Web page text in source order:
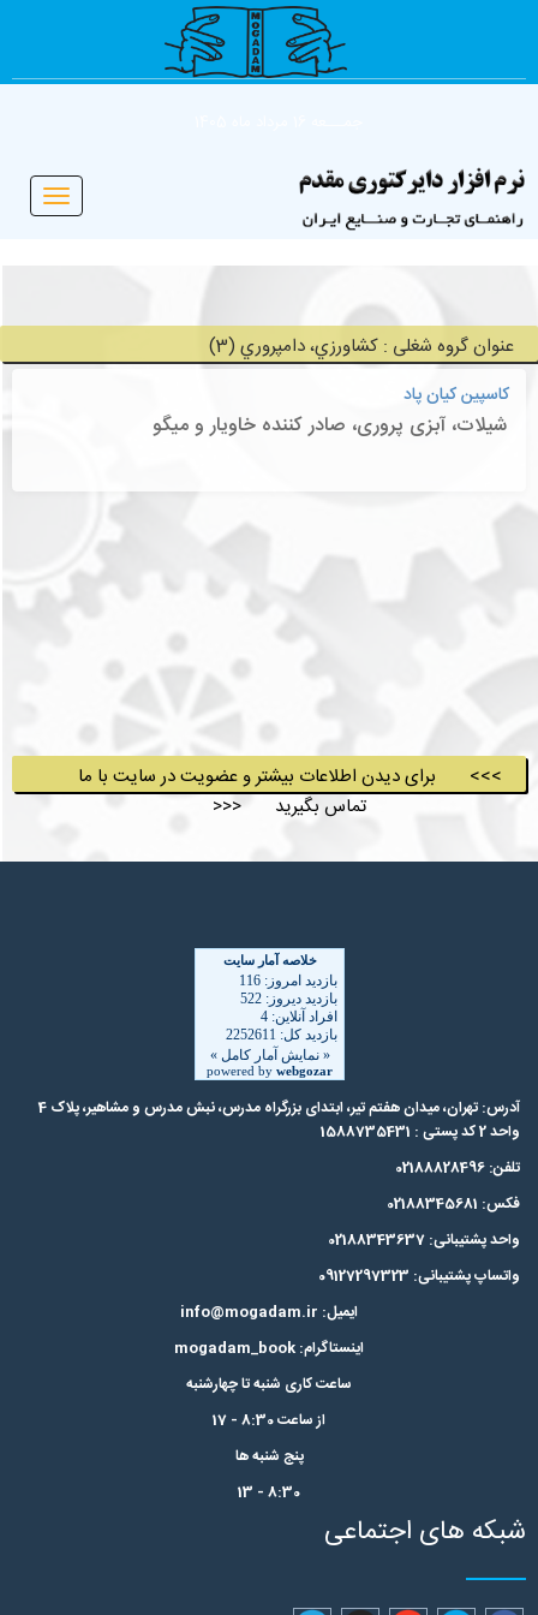
Toggle
عنوان گروه شغلی : كشاورزي، دامپروري (3)
کاسپین کیان پاد
شیلات، آبزی پروری، صادر کننده خاویار و میگو
>>> برای دیدن اطلاعات بیشتر و عضویت در سایت با ما
تماس بگیرید <<<
آدرس: تهران، میدان هفتم تیر، ابتدای بزرگراه مدرس،‌ نبش مدرس و مشاهیر، پلاک 4
واحد 2 کد پستی : 1588735431
تلفن: 02188828496
فکس: 02188345681
واحد پشتیبانی: 02188343637
واتساپ پشتیبانی: 09127297323
ایمیل: info@mogadam.ir
اینستاگرام: mogadam_book
ساعت کاری شنبه تا چهارشنبه
از ساعت 8:30 - 17
پنج شنبه ها
8:30 - 13
شبکه های اجتماعی